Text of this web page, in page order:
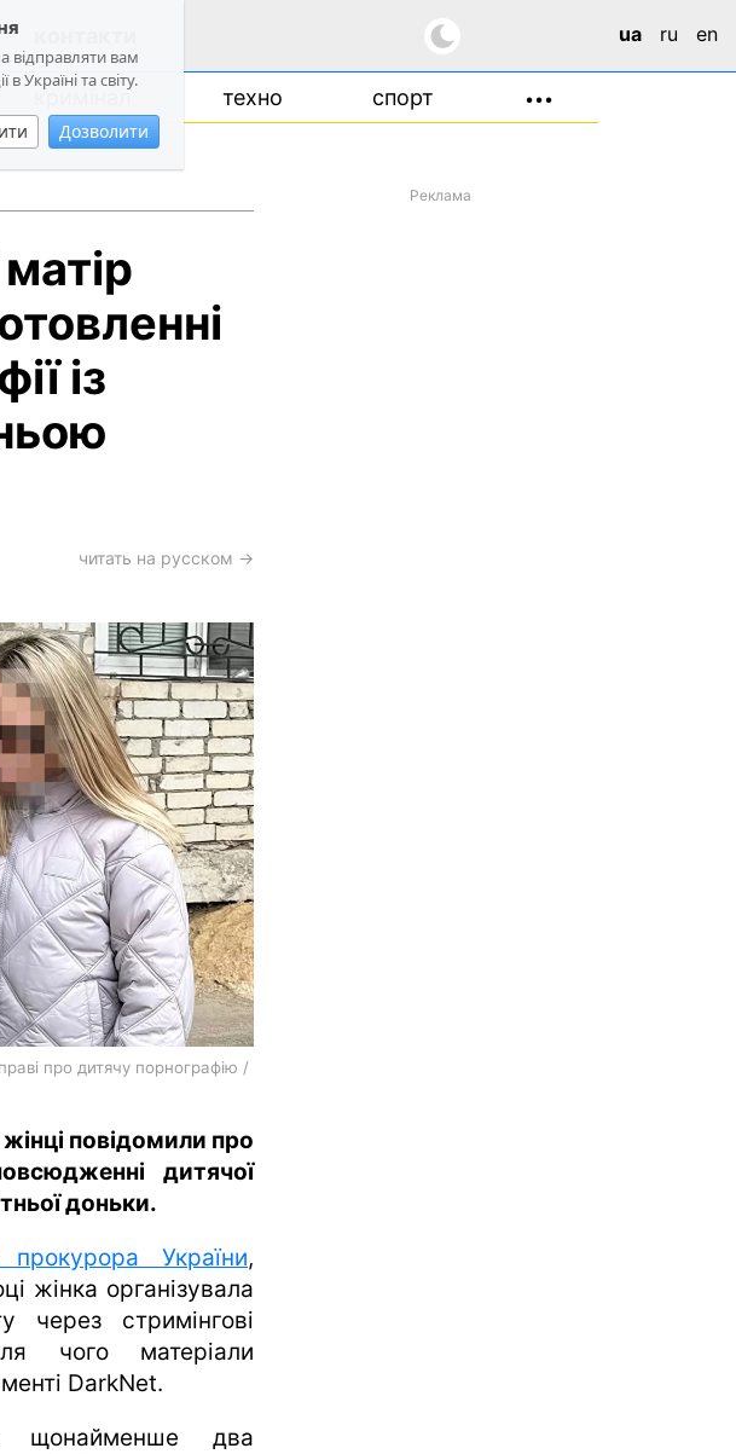
відправляти вам
Україні та світу.
Дозволити
ua ru en
кримінал техно спорт •••
із
читать на русском →
про дитячу порнографію /
повідомили про
дитячої
доньки.
прокурора України,
жінка організувала
через стримінгові
чого матеріали
DarkNet.
щонайменше два
Реклама